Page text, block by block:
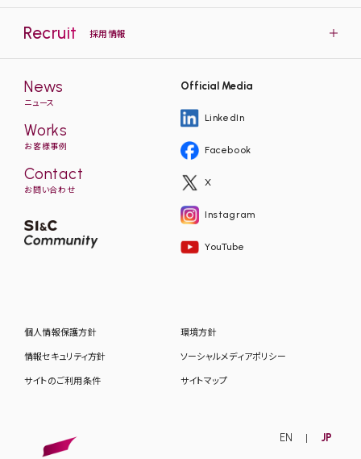
Recruit 採用情報
News
ニュース
Works
お客様事例
Contact
お問い合わせ
EN JP
Official Media
LinkedIn
Facebook
X
Instagram
YouTube
個人情報保護方針 環境方針
情報セキュリティ方針 ソーシャルメディアポリシー
サイトのご利用条件 サイトマップ